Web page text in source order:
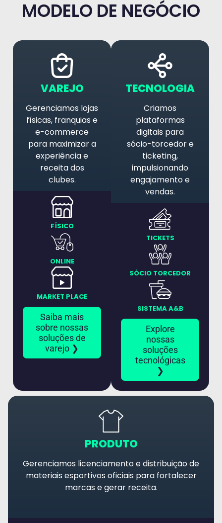
MODELO DE NEGÓCIO
VAREJO
Gerenciamos lojas
físicas, franquias e
e-commerce
para maximizar a
experiência e
receita dos
clubes.
FÍSICO
ONLINE
MARKET PLACE
Saiba mais
sobre nossas
soluções de
varejo ❯
TECNOLOGIA
Criamos
plataformas
digitais para
sócio-torcedor e
ticketing,
impulsionando
engajamento e
vendas.
TICKETS
SÓCIO TORCEDOR
SISTEMA A&B
Explore
nossas
soluções
tecnológicas
❯
PRODUTO
Gerenciamos licenciamento e distribuição de
materiais esportivos oficiais para fortalecer
marcas e gerar receita.​